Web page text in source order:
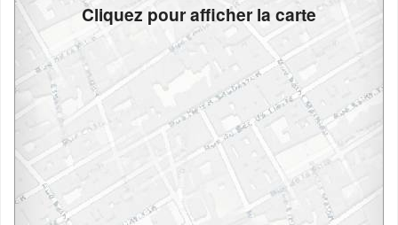
Cliquez pour afficher la carte